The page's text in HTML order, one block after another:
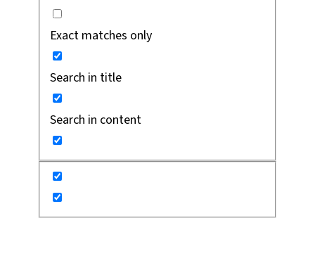
Exact matches only
Search in title
Search in content